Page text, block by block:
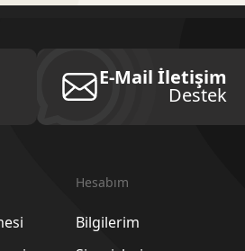
E-Mail İletişim
Destek
Hesabım
Bilgilerim